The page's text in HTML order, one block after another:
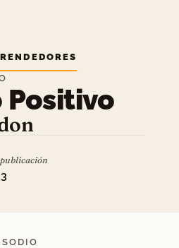
Positivo